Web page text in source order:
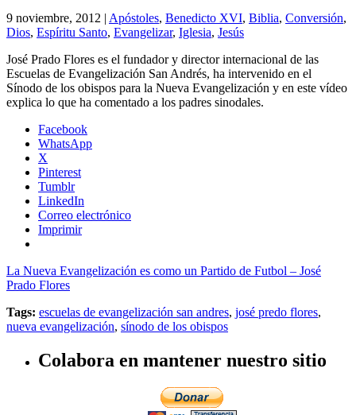
9 noviembre, 2012 | Apóstoles, Benedicto XVI, Biblia, Conversión,
Dios, Espíritu Santo, Evangelizar, Iglesia, Jesús
José Prado Flores es el fundador y director internacional de las
Escuelas de Evangelización San Andrés, ha intervenido en el
Sínodo de los obispos para la Nueva Evangelización y en este vídeo
explica lo que ha comentado a los padres sinodales.
Facebook
WhatsApp
X
Pinterest
Tumblr
LinkedIn
Correo electrónico
Imprimir
La Nueva Evangelización es como un Partido de Futbol – José
Prado Flores
Tags: escuelas de evangelización san andres, josé predo flores,
nueva evangelización, sínodo de los obispos
Colabora en mantener nuestro sitio